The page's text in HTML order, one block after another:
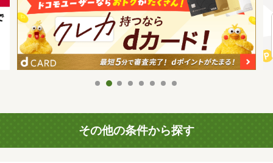
その他の条件から探す